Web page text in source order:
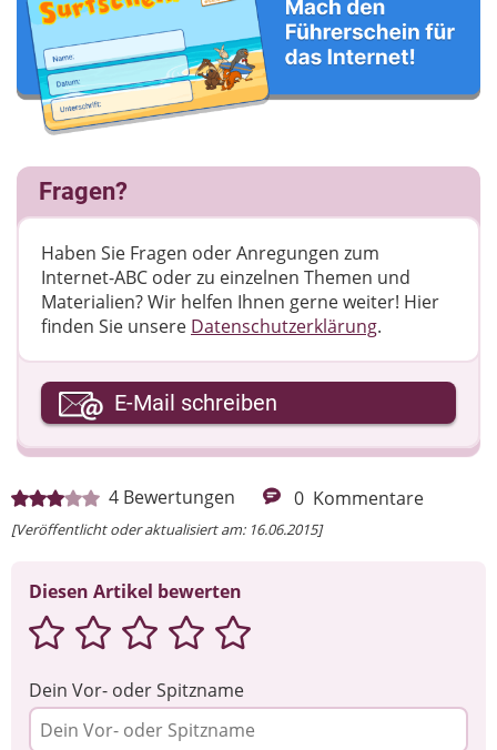
4 Bewertungen 0 Kommentare
[Veröffentlicht oder aktualisiert am: 16.06.2015]
Diesen Artikel bewerten
Dein Vor- oder Spitzname
Fragen?
Haben Sie Fragen oder Anregungen zum
Internet-ABC oder zu einzelnen Themen und
Materialien? Wir helfen Ihnen gerne weiter! ​Hier
finden Sie unsere Datenschutzerklärung.
Ihre E-Mail-Adresse
Ihre Nachricht
E-Mail schreiben